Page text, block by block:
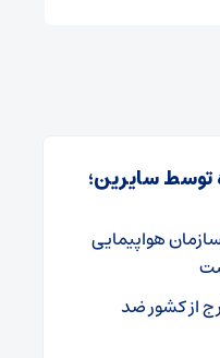
توسط سایرین؛
هواپیمایی
از کشور ضد